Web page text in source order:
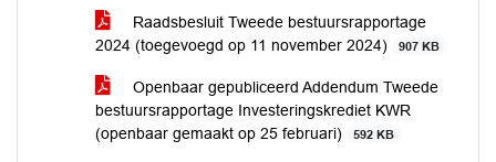
Raadsbesluit Tweede bestuursrapportage
2024 (toegevoegd op 11 november 2024)
907 KB
Openbaar gepubliceerd Addendum Tweede
bestuursrapportage Investeringskrediet KWR
(openbaar gemaakt op 25 februari)
592 KB